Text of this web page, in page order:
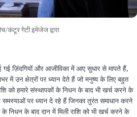
कंटूर गेटी इमेजेज द्वारा
ज़िंदगियों और आजीविका में आए सुधार से मापते हैं,
में उन क्षेत्रों पर ध्यान देते हैं जो मनुष्य के लिए बहुत
को हमारे संस्थापकों के निधन के बाद भी खर्च करने के
समस्याओं पर ध्यान दे रहे हैं जिनका तुरंत समाधान करने
के बाद दान में मिली राशि को भी खर्च करने के